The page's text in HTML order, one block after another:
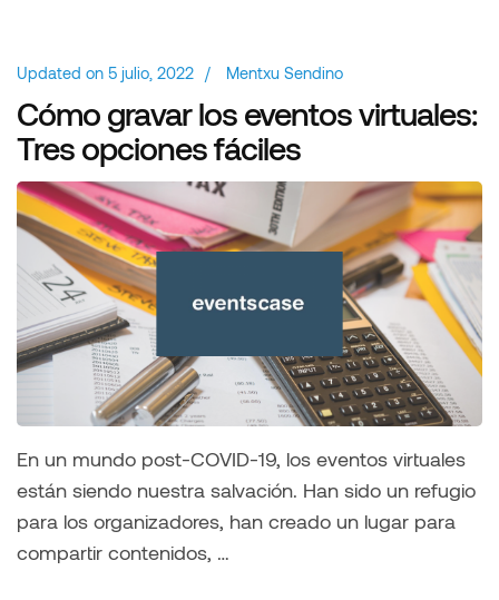
Updated on 5 julio, 2022 / Mentxu Sendino
Cómo gravar los eventos virtuales:
Tres opciones fáciles
En un mundo post-COVID-19, los eventos virtuales
están siendo nuestra salvación. Han sido un refugio
para los organizadores, han creado un lugar para
compartir contenidos, …